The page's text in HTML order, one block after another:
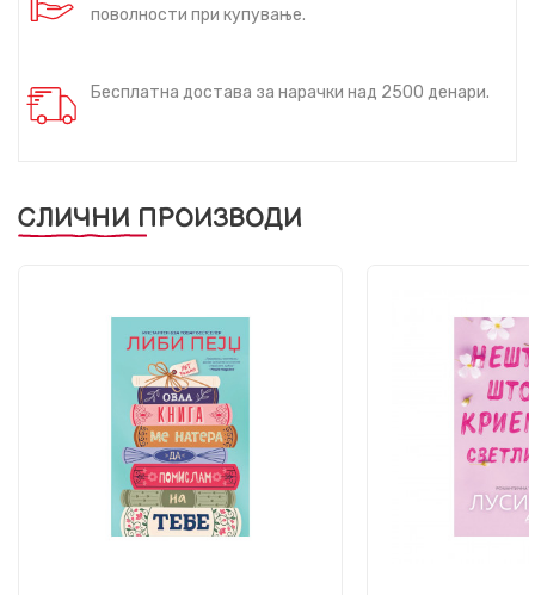
поволности при купување.
Бесплатна достава за нарачки над 2500 денари.
СЛИЧНИ ПРОИЗВОДИ